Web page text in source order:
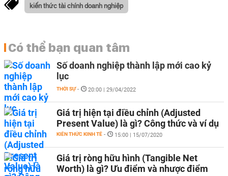
kiến thức tài chính doanh nghiệp
Có thể bạn quan tâm
Số doanh nghiệp thành lập mới cao kỷ
lục
THỜI SỰ - 20:00 | 29/04/2022
Giá trị hiện tại điều chỉnh (Adjusted
Present Value) là gì? Công thức và ví dụ
KIẾN THỨC KINH TẾ - 15:00 | 15/07/2020
Giá trị ròng hữu hình (Tangible Net
Worth) là gì? Ưu điểm và nhược điểm